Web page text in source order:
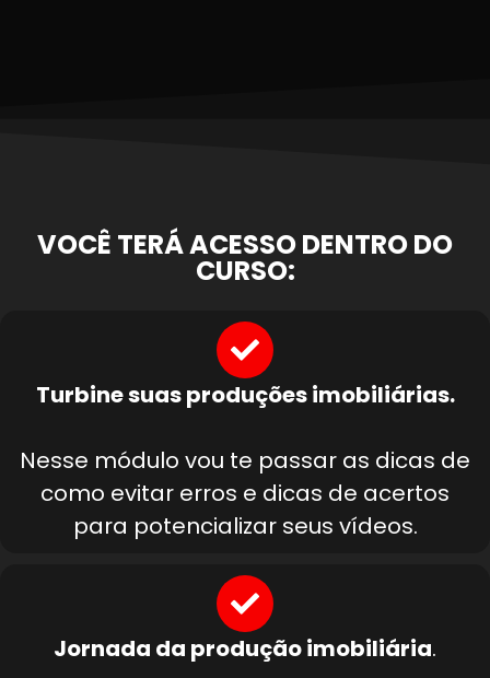
VOCÊ TERÁ ACESSO DENTRO DO
CURSO:
Turbine suas produções imobiliárias.
Nesse módulo vou te passar as dicas de
como evitar erros e dicas de acertos
para potencializar seus vídeos.
Jornada da produção imobiliária.